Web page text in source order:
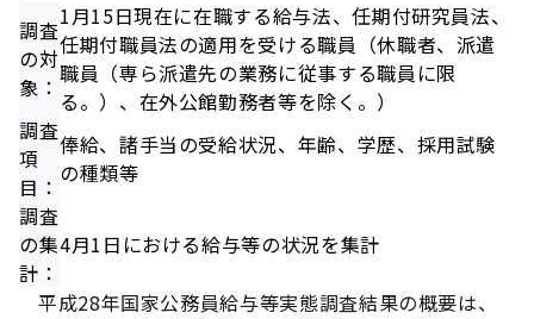
調査
の対
象：
1月15日現在に在職する給与法、任期付研究員法、
任期付職員法の適用を受ける職員（休職者、派遣
職員（専ら派遣先の業務に従事する職員に限
る。）、在外公館勤務者等を除く。）
調査
項
目：
俸給、諸手当の受給状況、年齢、学歴、採用試験
の種類等
調査
の集
計：
4月1日における給与等の状況を集計
平成28年国家公務員給与等実態調査結果の概要は、